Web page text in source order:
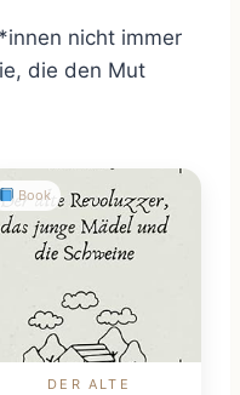
nicht immer
die den Mut
Book
DER ALTE